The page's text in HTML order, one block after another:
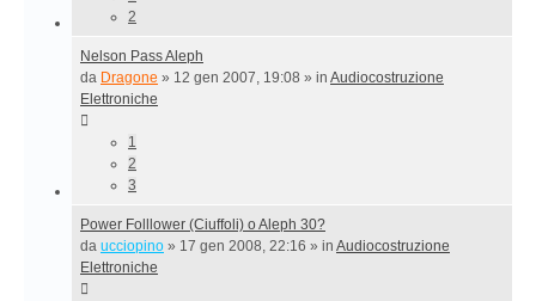
2
Nelson Pass Aleph
da Dragone » 12 gen 2007, 19:08 » in Audiocostruzione
Elettroniche
1
2
3
Power Folllower (Ciuffoli) o Aleph 30?
da ucciopino » 17 gen 2008, 22:16 » in Audiocostruzione
Elettroniche